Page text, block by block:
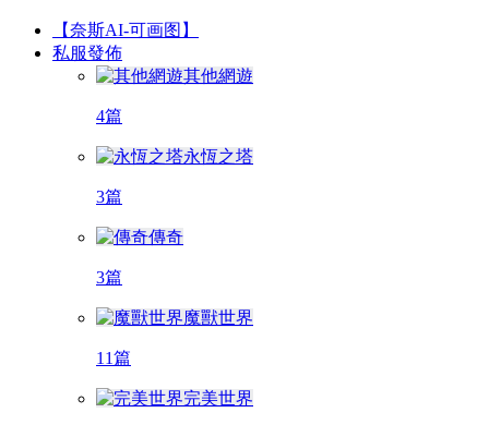
【奈斯AI-可画图】
私服發佈
其他網遊
4篇
永恆之塔
3篇
傳奇
3篇
魔獸世界
11篇
完美世界